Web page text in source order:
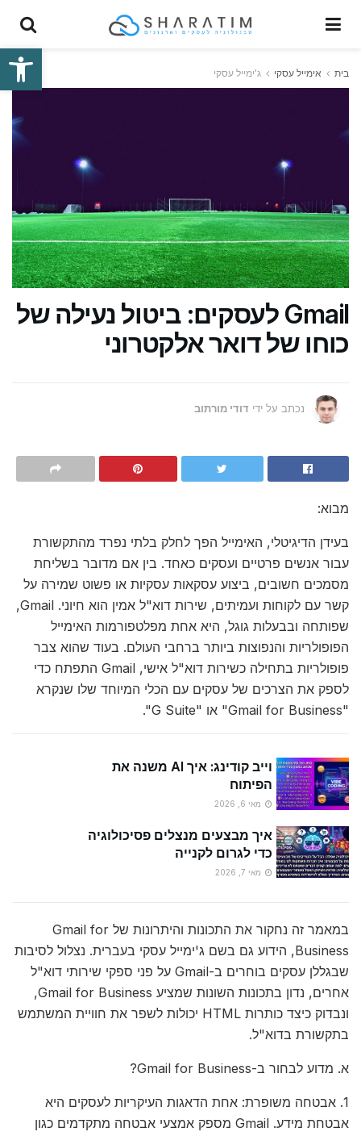
פתח
בית אימייל עסקי ג'ימייל עסקי
Gmail לעסקים: ביטול נעילה של
כוחו של דואר אלקטרוני
נכתב על ידי דודי מורתוב
מבוא:
בעידן הדיגיטלי, האימייל הפך לחלק בלתי נפרד מהתקשורת
עבור אנשים פרטיים ועסקים כאחד. בין אם מדובר בשליחת
מסמכים חשובים, ביצוע עסקאות עסקיות או פשוט שמירה על
קשר עם לקוחות ועמיתים, שירות דוא"ל אמין הוא חיוני. Gmail,
שפותחה ובבעלות גוגל, היא אחת מפלטפורמות האימייל
הפופולריות והנפוצות ביותר ברחבי העולם. בעוד שהוא צבר
פופולריות בתחילה כשירות דוא"ל אישי, Gmail התפתח כדי
לספק את הצרכים של עסקים עם הכלי המיוחד שלו שנקרא
"Gmail for Business" או "G Suite".
וייב קודינג: איך AI משנה את
הפיתוח
מאי 6, 2026
איך מבצעים מנצלים פסיכולוגיה
כדי לגרום לקנייה
מאי 7, 2026
במאמר זה נחקור את התכונות והיתרונות של Gmail for
Business, הידוע גם בשם ג'ימייל עסקי בעברית. נצלול לסיבות
שבגללן עסקים בוחרים ב-Gmail על פני ספקי שירותי דוא"ל
אחרים, נדון בתכונות השונות שמציע Gmail for Business,
ונבדוק כיצד כותרות HTML יכולות לשפר את חוויית המשתמש
בתקשורת בדוא"ל.
א. מדוע לבחור ב-Gmail for Business?
1. אבטחה משופרת: אחת הדאגות העיקריות לעסקים היא
אבטחת מידע. Gmail מספק אמצעי אבטחה מתקדמים כגון